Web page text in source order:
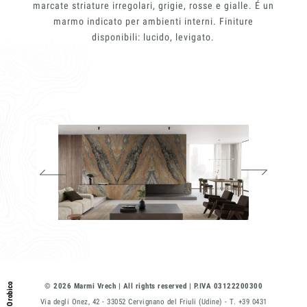
marcate striature irregolari, grigie, rosse e gialle. É un
marmo indicato per ambienti interni. Finiture
disponibili: lucido, levigato.
© 2026 Marmi Vrech | All rights reserved | P.IVA 03122200300
Via degli Onez, 42 - 33052 Cervignano del Friuli (Udine) - T. +39 0431
E-mail
Acconsento all'uso dei dati come da
indicazioni dellaPrivacy Policy